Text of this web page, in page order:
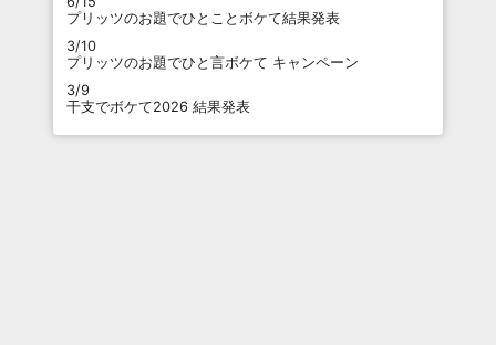
プリッツのお題でひとことボケて結果発表
3/10
プリッツのお題でひと言ボケて キャンペーン
3/9
干支でボケて2026 結果発表